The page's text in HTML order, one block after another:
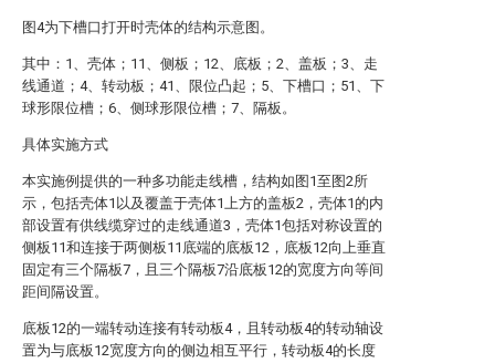
图4为下槽口打开时壳体的结构示意图。
其中：1、壳体；11、侧板；12、底板；2、盖板；3、走
线通道；4、转动板；41、限位凸起；5、下槽口；51、下
球形限位槽；6、侧球形限位槽；7、隔板。
具体实施方式
本实施例提供的一种多功能走线槽，结构如图1至图2所
示，包括壳体1以及覆盖于壳体1上方的盖板2，壳体1的内
部设置有供线缆穿过的走线通道3，壳体1包括对称设置的
侧板11和连接于两侧板11底端的底板12，底板12向上垂直
固定有三个隔板7，且三个隔板7沿底板12的宽度方向等间
距间隔设置。
底板12的一端转动连接有转动板4，且转动板4的转动轴设
置为与底板12宽度方向的侧边相互平行，转动板4的长度